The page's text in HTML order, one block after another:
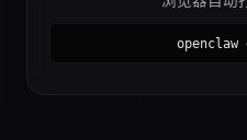
openclaw